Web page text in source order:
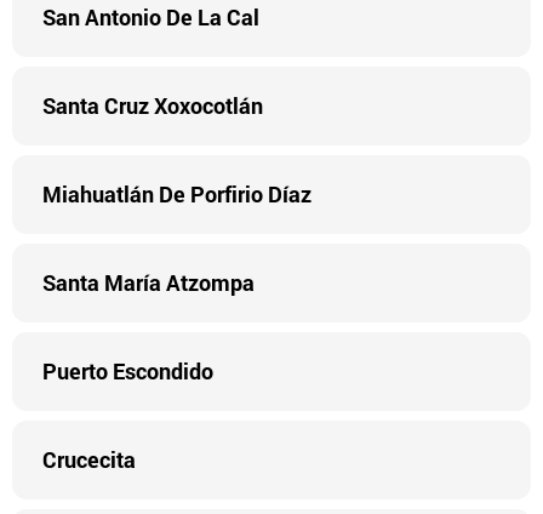
San Antonio De La Cal
Santa Cruz Xoxocotlán
Miahuatlán De Porfirio Díaz
Santa María Atzompa
Puerto Escondido
Crucecita